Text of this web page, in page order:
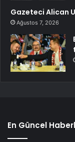
Gazeteci Alican
Ağustos 7, 2026
En Güncel